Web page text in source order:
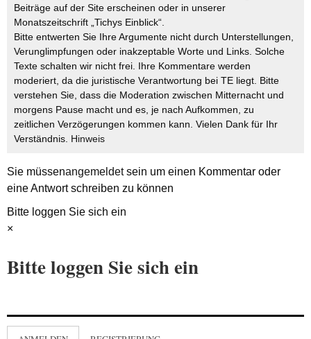
Beiträge auf der Site erscheinen oder in unserer
Monatszeitschrift „Tichys Einblick“.
Bitte entwerten Sie Ihre Argumente nicht durch Unterstellungen,
Verunglimpfungen oder inakzeptable Worte und Links. Solche
Texte schalten wir nicht frei. Ihre Kommentare werden
moderiert, da die juristische Verantwortung bei TE liegt. Bitte
verstehen Sie, dass die Moderation zwischen Mitternacht und
morgens Pause macht und es, je nach Aufkommen, zu
zeitlichen Verzögerungen kommen kann. Vielen Dank für Ihr
Verständnis. Hinweis
Sie müssenangemeldetsein um einen Kommentar oder
eine Antwort schreiben zu können
Bitte loggen Sie sich ein
×
Bitte loggen Sie sich ein